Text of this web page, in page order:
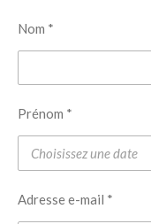
Nom *
Prénom *
Adresse e-mail *